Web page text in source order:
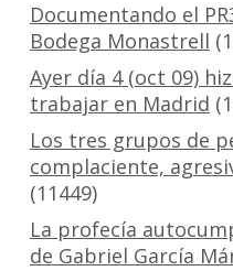
Documentando el
Bodega Monastrell
Ayer día 4 (oct 09)
trabajar en Madrid
Los tres grupos de
complaciente,
(11449)
La profecía
de Gabriel García